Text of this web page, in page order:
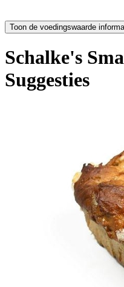
Schalke's
Suggesties